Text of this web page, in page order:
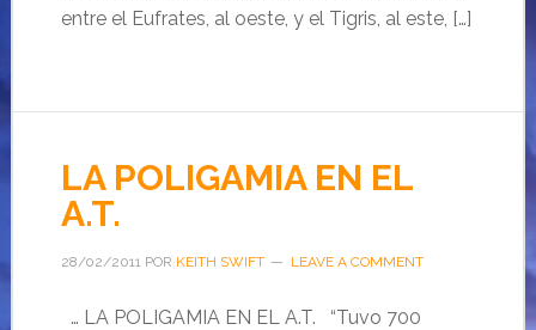
entre el Eufrates, al oeste, y el Tigris, al este, […]
LA POLIGAMIA EN EL
A.T.
28/02/2011POR KEITH SWIFT LEAVE A COMMENT
… LA POLIGAMIA EN EL A.T. “Tuvo 700